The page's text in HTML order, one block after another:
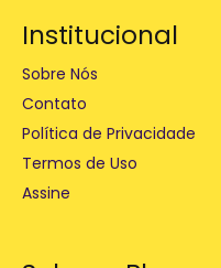
Institucional
Sobre Nós
Contato
Política de Privacidade
Termos de Uso
Assine